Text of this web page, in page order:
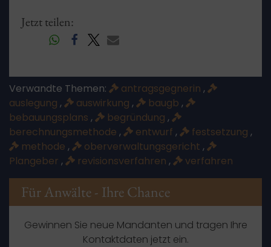
Jetzt teilen:
Verwandte Themen: antragsgegnerin ,
auslegung , auswirkung , baugb ,
bebauungsplans , begründung ,
berechnungsmethode , entwurf , festsetzung ,
methode , oberverwaltungsgericht ,
Plangeber , revisionsverfahren , verfahren
Für Anwälte - Ihre Chance
Gewinnen Sie neue Mandanten und tragen Ihre
Kontaktdaten jetzt ein.